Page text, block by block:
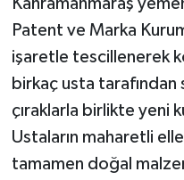
Kahramanmaraş
Patent ve Marka
işaretle tescillenerek
birkaç usta
çıraklarla birlikte yeni
Ustaların maharetli
tamamen doğal
MEDYA
OTOMOTİV
TEKNOLOJİ
YAŞAM